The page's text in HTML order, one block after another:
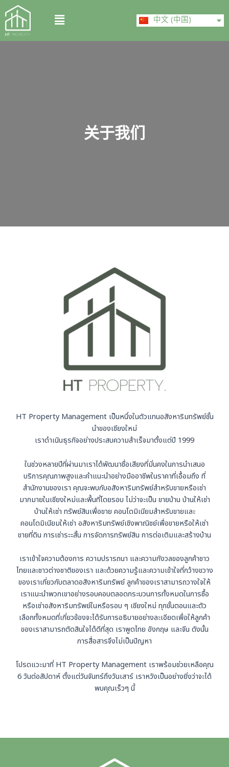
Skip
to
content
Menu 中文 (中国)
English
关于我们
HT Property Management เป็นหนึ่งในตัวแทนอสังหาริมทรัพย์ชั้น
นำของเชียงใหม่
เราดำเนินธุรกิจอย่างประสบความสำเร็จมาตั้งแต่ปี 1999
ในช่วงหลายปีที่ผ่านมาเราได้พัฒนาชื่อเสียงที่มั่นคงในการนำเสนอ
บริการคุณภาพสูงและคำแนะนำอย่างมืออาชีพในราคาที่เอื้อมถึง ที่
สำนักงานของเรา คุณจะพบกับอสังหาริมทรัพย์สำหรับขายหรือเช่า
มากมายในเชียงใหม่และพื้นที่โดยรอบ ไม่ว่าจะเป็น ขายบ้าน บ้านให้เช่า
บ้านให้เช่า ทรัพย์สินเพื่อขาย คอนโดมิเนียมสำหรับขายและ
คอนโดมิเนียมให้เช่า อสังหาริมทรัพย์เชิงพาณิชย์เพื่อขายหรือให้เช่า
ขายที่ดิน การเช่าระะสั้น การจัดการทรัพย์สิน การต่อเติมและสร้างบ้าน
เราเข้าใจความต้องการ ความปรารถนา และความกังวลของลูกค้าชาว
ไทยและชาวต่างชาติของเรา และด้วยความรู้และความเข้าใจที่กว้างขวาง
ของเราเกี่ยวกับตลาดอสังหาริมทรัพย์ ลูกค้าของเราสามารถวางใจให้
เราแนะนำพวกเขาอย่างรอบคอบตลอดกระบวนการทั้งหมดในการซื้อ
หรือเช่าอสังหาริมทรัพย์ในหรือรอบ ๆ เชียงใหม่ ทุกขั้นตอนและตัว
เลือกทั้งหมดที่เกี่ยวข้องจะได้รับการอธิบายอย่างละเอียดเพื่อให้ลูกค้า
ของเราสามารถตัดสินใจได้ดีที่สุด เราพูดไทย อังกฤษ และจีน ดังนั้น
การสื่อสารจึงไม่เป็นปัญหา
โปรดแวะมาที่ HT Property Management เราพร้อมช่วยเหลือคุณ
6 วันต่อสัปดาห์ ตั้งแต่วันจันทร์ถึงวันเสาร์ เราหวังเป็นอย่างยิ่งว่าจะได้
พบคุณเร็วๆ นี้